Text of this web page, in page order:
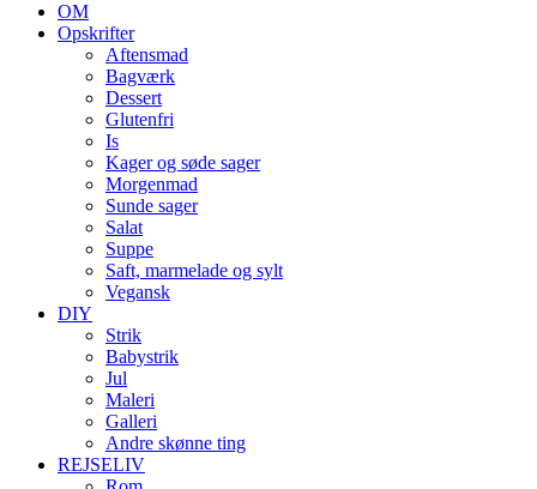
OM
Opskrifter
Aftensmad
Bagværk
Dessert
Glutenfri
Is
Kager og søde sager
Morgenmad
Sunde sager
Salat
Suppe
Saft, marmelade og sylt
Vegansk
DIY
Strik
Babystrik
Jul
Maleri
Galleri
Andre skønne ting
REJSELIV